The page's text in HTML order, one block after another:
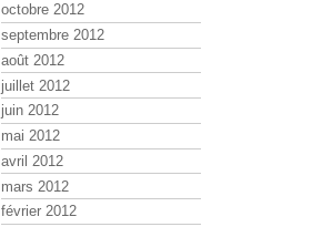
octobre 2012
septembre 2012
août 2012
juillet 2012
juin 2012
mai 2012
avril 2012
mars 2012
février 2012